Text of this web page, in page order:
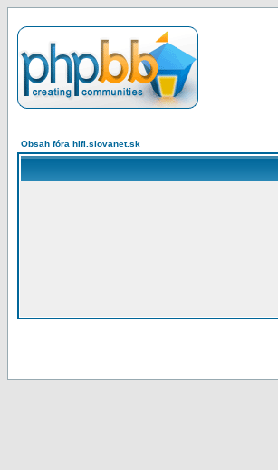
Obsah fóra hifi.slovanet.sk